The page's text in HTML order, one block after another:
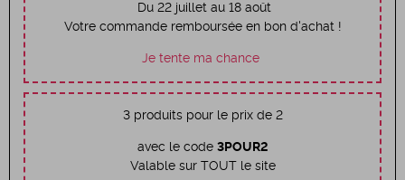
Du 22 juillet au 18 août
Votre commande remboursée en bon d'achat !
Je tente ma chance
3 produits pour le prix de 2
avec le code 3POUR2
Valable sur TOUT le site